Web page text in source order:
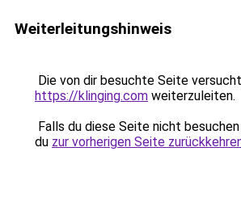
Weiterleitungshinweis
Die von dir besuchte Seite
https://klinging.com weiterzuleiten.
Falls du diese Seite nicht
du zur vorherigen Seite